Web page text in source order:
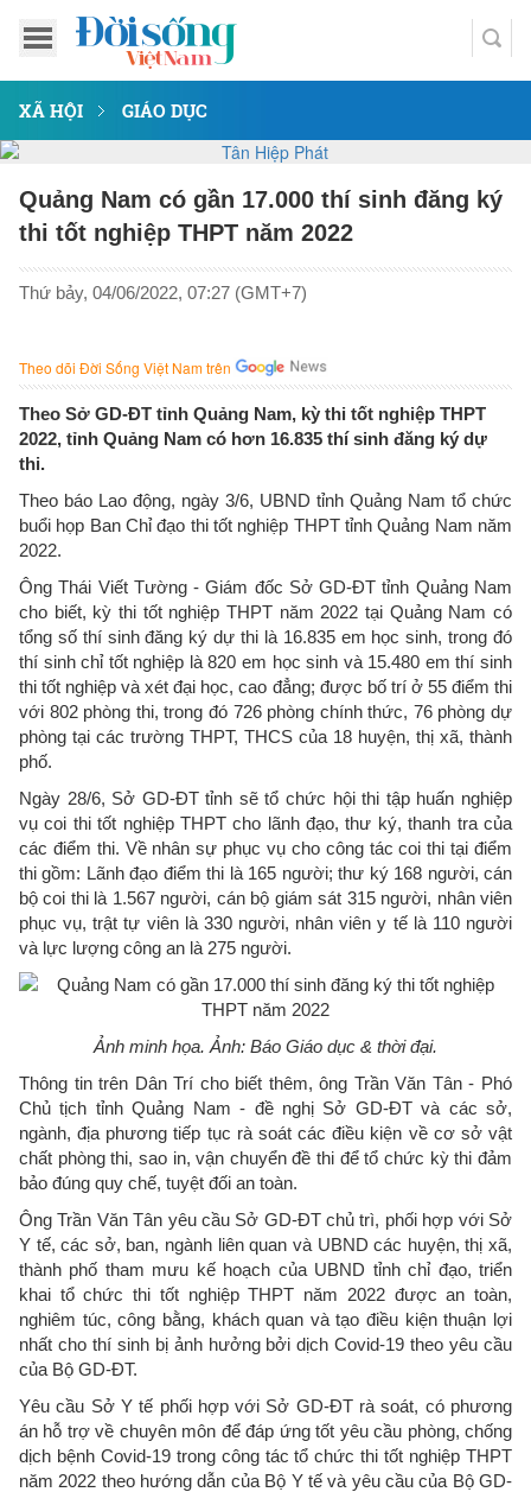
XÃ HỘI GIÁO DỤC
Quảng Nam có gần 17.000 thí sinh đăng ký
thi tốt nghiệp THPT năm 2022
Thứ bảy, 04/06/2022, 07:27 (GMT+7)
Theo dõi Đời Sống Việt Nam trên
Theo Sở GD-ĐT tỉnh Quảng Nam, kỳ thi tốt nghiệp THPT
2022, tỉnh Quảng Nam có hơn 16.835 thí sinh đăng ký dự
thi.
Theo báo Lao động, ngày 3/6, UBND tỉnh Quảng Nam tổ chức
buổi họp Ban Chỉ đạo thi tốt nghiệp THPT tỉnh Quảng Nam năm
2022.
Ông Thái Viết Tường - Giám đốc Sở GD-ĐT tỉnh Quảng Nam
cho biết, kỳ thi tốt nghiệp THPT năm 2022 tại Quảng Nam có
tổng số thí sinh đăng ký dự thi là 16.835 em học sinh, trong đó
thí sinh chỉ tốt nghiệp là 820 em học sinh và 15.480 em thí sinh
thi tốt nghiệp và xét đại học, cao đẳng; được bố trí ở 55 điểm thi
với 802 phòng thi, trong đó 726 phòng chính thức, 76 phòng dự
phòng tại các trường THPT, THCS của 18 huyện, thị xã, thành
phố.
Ngày 28/6, Sở GD-ĐT tỉnh sẽ tổ chức hội thi tập huấn nghiệp
vụ coi thi tốt nghiệp THPT cho lãnh đạo, thư ký, thanh tra của
các điểm thi. Về nhân sự phục vụ cho công tác coi thi tại điểm
thi gồm: Lãnh đạo điểm thi là 165 người; thư ký 168 người, cán
bộ coi thi là 1.567 người, cán bộ giám sát 315 người, nhân viên
phục vụ, trật tự viên là 330 người, nhân viên y tế là 110 người
và lực lượng công an là 275 người.
Ảnh minh họa. Ảnh: Báo Giáo dục & thời đại.
Thông tin trên Dân Trí cho biết thêm, ông Trần Văn Tân - Phó
Chủ tịch tỉnh Quảng Nam - đề nghị Sở GD-ĐT và các sở,
ngành, địa phương tiếp tục rà soát các điều kiện về cơ sở vật
chất phòng thi, sao in, vận chuyển đề thi để tổ chức kỳ thi đảm
bảo đúng quy chế, tuyệt đối an toàn.
Ông Trần Văn Tân yêu cầu Sở GD-ĐT chủ trì, phối hợp với Sở
Y tế, các sở, ban, ngành liên quan và UBND các huyện, thị xã,
thành phố tham mưu kế hoạch của UBND tỉnh chỉ đạo, triển
khai tổ chức thi tốt nghiệp THPT năm 2022 được an toàn,
nghiêm túc, công bằng, khách quan và tạo điều kiện thuận lợi
nhất cho thí sinh bị ảnh hưởng bởi dịch Covid-19 theo yêu cầu
của Bộ GD-ĐT.
Yêu cầu Sở Y tế phối hợp với Sở GD-ĐT rà soát, có phương
án hỗ trợ về chuyên môn để đáp ứng tốt yêu cầu phòng, chống
dịch bệnh Covid-19 trong công tác tổ chức thi tốt nghiệp THPT
năm 2022 theo hướng dẫn của Bộ Y tế và yêu cầu của Bộ GD-